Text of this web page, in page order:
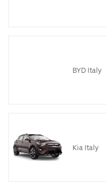
BYD Italy
Kia Italy